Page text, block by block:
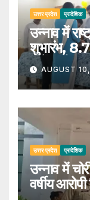
उत्तर प्रदेश प्रादेशिक
उन्नाव में
शुभारंभ,
एल्बेंडाजोल
AUGUST
उत्तर प्रदेश प्रादेशिक
उन्नाव में
वर्षीय आरोपी